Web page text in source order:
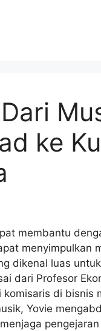
ke
membantu
menyimpulkan
dikenal luas
dari Profesor
di bisnis
Yovie